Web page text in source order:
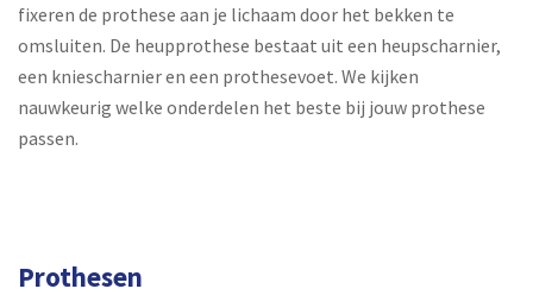
fixeren de prothese aan je lichaam door het bekken te
omsluiten. De heupprothese bestaat uit een heupscharnier,
een kniescharnier en een prothesevoet. We kijken
nauwkeurig welke onderdelen het beste bij jouw prothese
passen.
Prothesen